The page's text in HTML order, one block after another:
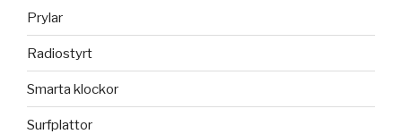
Prylar
Radiostyrt
Smarta klockor
Surfplattor